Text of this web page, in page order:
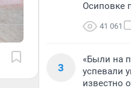
Осиповке
41 061
3
«Были на
успевали
известно